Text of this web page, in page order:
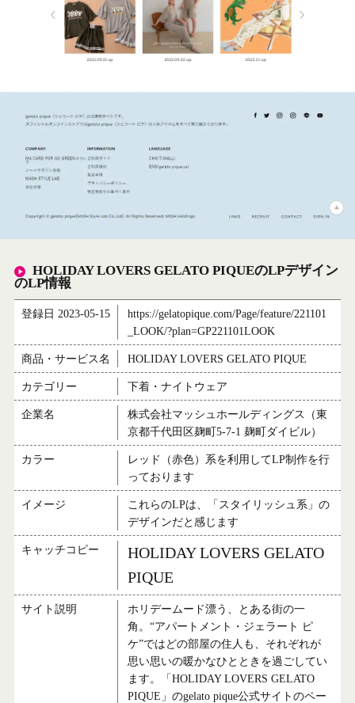
HOLIDAY LOVERS GELATO PIQUEのLPデザイン
のLP情報
登録日 2023-05-15
https://gelatopique.com/Page/feature/221101
_LOOK/?plan=GP221101LOOK
商品・サービス名 HOLIDAY LOVERS GELATO PIQUE
カテゴリー 下着・ナイトウェア
企業名
株式会社マッシュホールディングス（東
京都千代田区麹町5-7-1 麹町ダイビル）
カラー
レッド（赤色）系を利用してLP制作を行
っております
イメージ
これらのLPは、「スタイリッシュ系」の
デザインだと感じます
キャッチコピー
HOLIDAY LOVERS GELATO
PIQUE
サイト説明
ホリデームード漂う、とある街の一
角。“アパートメント・ジェラート ピ
ケ”ではどの部屋の住人も、それぞれが
思い思いの暖かなひとときを過ごしてい
ます。「HOLIDAY LOVERS GELATO
PIQUE」のgelato pique公式サイトのペー